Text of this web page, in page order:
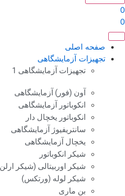
صفحه اصلی
تجهیزات آزمایشگاهی
تجهیزات آزمایشگاهی 1
آون (فور) آزمایشگاهی
انکوباتور آزمایشگاهی
انکوباتور یخچال دار
سانتریفیوژ آزمایشگاهی
یخچال آزمایشگاهی
شیکر انکوباتور
شیکر اوربیتالی (شیکر ارلن
شیکر لوله (ورتکس)
بن ماری